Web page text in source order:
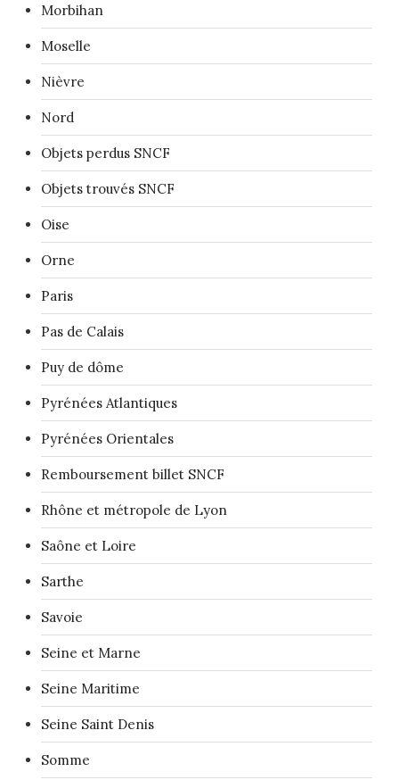
Morbihan
Moselle
Nièvre
Nord
Objets perdus SNCF
Objets trouvés SNCF
Oise
Orne
Paris
Pas de Calais
Puy de dôme
Pyrénées Atlantiques
Pyrénées Orientales
Remboursement billet SNCF
Rhône et métropole de Lyon
Saône et Loire
Sarthe
Savoie
Seine et Marne
Seine Maritime
Seine Saint Denis
Somme